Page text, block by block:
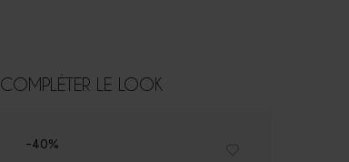
COMPLÉTER LE LOOK
-40%